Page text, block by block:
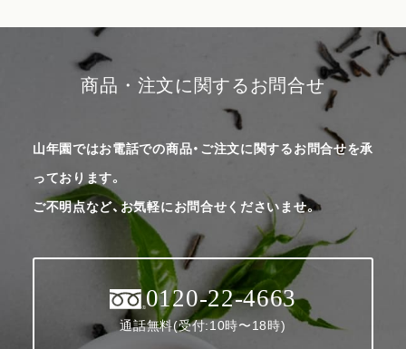
商品・注文に関するお問合せ
山年園ではお電話での商品・ご注文に関するお問合せを承
っております。
ご不明点など、お気軽にお問合せくださいませ。
0120-22-4663
通話無料(受付:10時〜18時)